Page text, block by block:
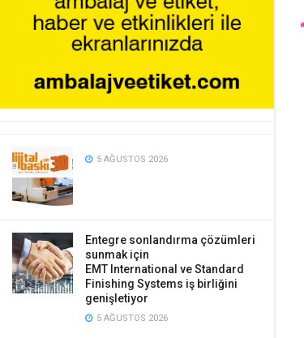
5 AĞUSTOS 2026
Entegre sonlandırma çözümleri
sunmak için
EMT International ve Standard
Finishing Systems iş birliğini
genişletiyor
5 AĞUSTOS 2026